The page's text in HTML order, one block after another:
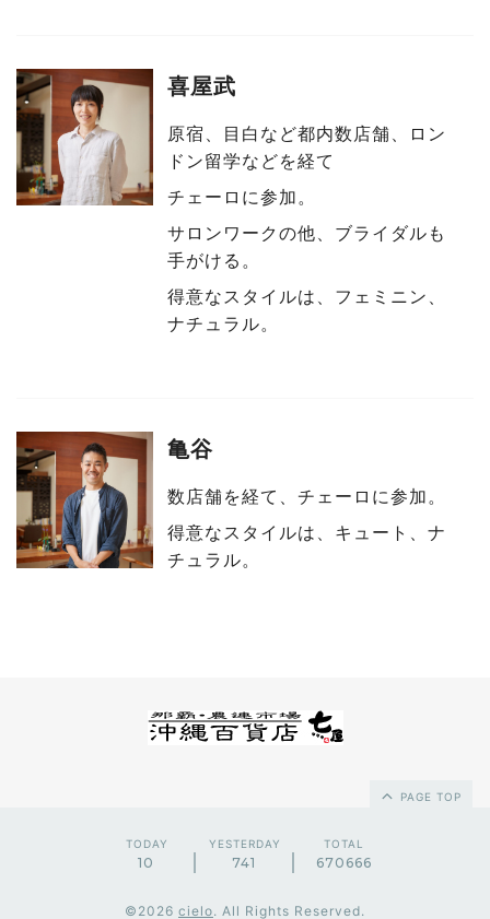
喜屋武
原宿、目白など都内数店舗、ロン
ドン留学などを経て
チェーロに参加。
サロンワークの他、ブライダルも
手がける。
得意なスタイルは、フェミニン、
ナチュラル。
亀谷
数店舗を経て、チェーロに参加。
得意なスタイルは、キュート、ナ
チュラル。
PAGE TOP
TODAY
10
YESTERDAY
741
TOTAL
670666
©2026 cielo. All Rights Reserved.